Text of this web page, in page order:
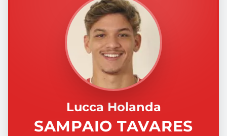
Lucca Holanda
SAMPAIO TAVARES